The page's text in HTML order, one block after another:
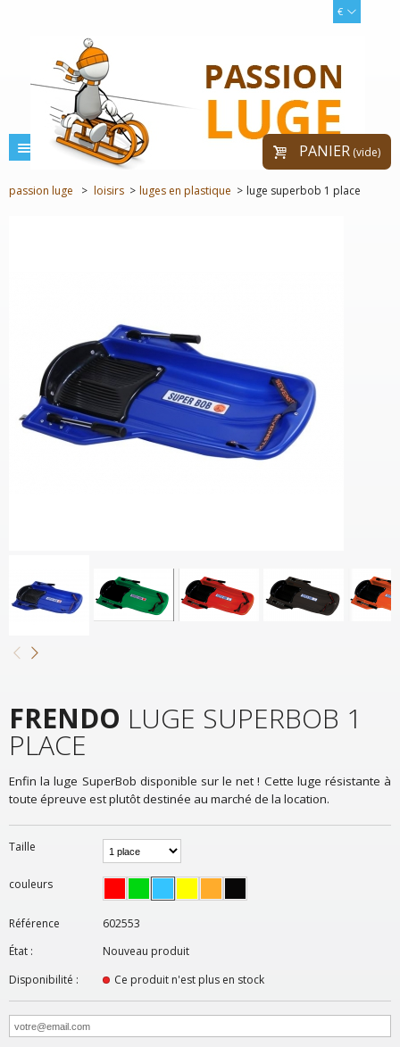
€
PANIER (vide)
menu
passion luge > loisirs > luges en plastique > luge superbob 1 place
FRENDO LUGE SUPERBOB 1
PLACE
Enfin la luge SuperBob disponible sur le net ! Cette luge résistante à
toute épreuve est plutôt destinée au marché de la location.
Taille
couleurs
Référence
602553
État :
Nouveau produit
Disponibilité :
Ce produit n'est plus en stock